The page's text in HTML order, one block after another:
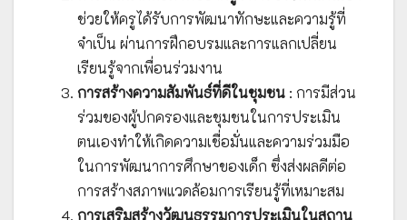
ช่วยให้ครูได้รับการพัฒนาทักษะและความรู้ที่
จำเป็น ผ่านการฝึกอบรมและการแลกเปลี่ยน
เรียนรู้จากเพื่อนร่วมงาน
การสร้างความสัมพันธ์ที่ดีในชุมชน : การมีส่วน
ร่วมของผู้ปกครองและชุมชนในการประเมิน
ตนเองทำให้เกิดความเชื่อมั่นและความร่วมมือ
ในการพัฒนาการศึกษาของเด็ก ซึ่งส่งผลดีต่อ
การสร้างสภาพแวดล้อมการเรียนรู้ที่เหมาะสม
การเสริมสร้างวัฒนธรรมการประเมินในสถาน